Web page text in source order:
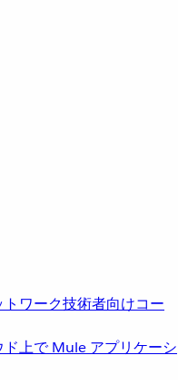
ワーク技術者向けコー
上で Mule アプリケーシ